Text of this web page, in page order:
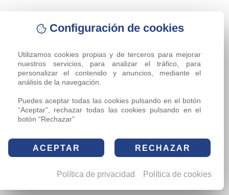
Configuración de cookies
Utilizamos cookies propias y de terceros para mejorar
nuestros servicios, para analizar el tráfico, para
personalizar el contenido y anuncios, mediante el
análisis de la navegación.
Puedes aceptar todas las cookies pulsando en el botón
“Aceptar”, rechazar todas las cookies pulsando en el
botón “Rechazar”
ACEPTAR RECHAZAR
Política de privacidad Política de cookies